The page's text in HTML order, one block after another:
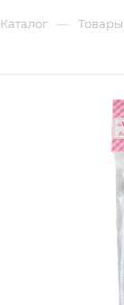
Каталог — Товары